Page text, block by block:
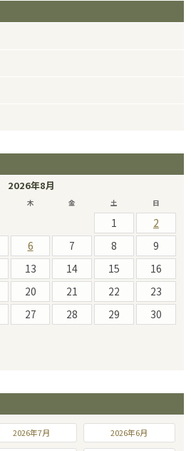
2026年8月
木 金 土 日
1
2
6 7 8
9
13 14 15
16
20 21 22
23
27 28 29
30
2026年7月 2026年6月